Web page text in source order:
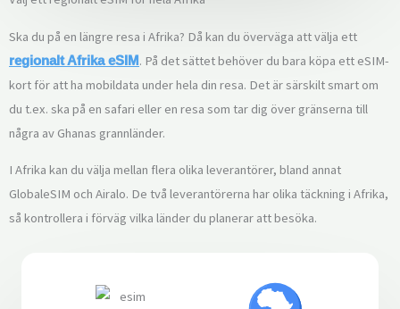
Ska du på en längre resa i Afrika? Då kan du överväga att välja ett
regionalt Afrika eSIM . På det sättet behöver du bara köpa ett eSIM-
kort för att ha mobildata under hela din resa. Det är särskilt smart om
du t.ex. ska på en safari eller en resa som tar dig över gränserna till
några av Ghanas grannländer.
I Afrika kan du välja mellan flera olika leverantörer, bland annat
GlobaleSIM och Airalo. De två leverantörerna har olika täckning i Afrika,
så kontrollera i förväg vilka länder du planerar att besöka.